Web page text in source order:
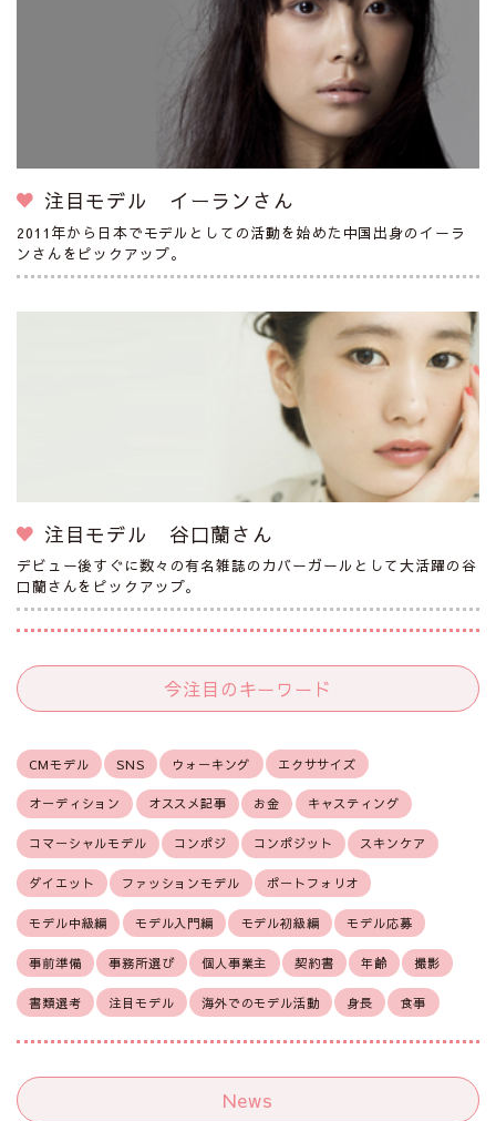
注目モデル イーランさん
2011年から日本でモデルとしての活動を始めた中国出身のイーラ
ンさんをピックアップ。
注目モデル 谷口蘭さん
デビュー後すぐに数々の有名雑誌のカバーガールとして大活躍の谷
口蘭さんをピックアップ。
今注目のキーワード
CMモデル SNS ウォーキング エクササイズ
オーディション オススメ記事 お金 キャスティング
コマーシャルモデル コンポジ コンポジット スキンケア
ダイエット ファッションモデル ポートフォリオ
モデル中級編 モデル入門編 モデル初級編 モデル応募
事前準備 事務所選び 個人事業主 契約書 年齢 撮影
書類選考 注目モデル 海外でのモデル活動 身長 食事
News